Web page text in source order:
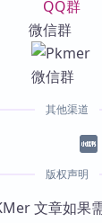
QQ群
微信群
其他渠道
版权声明
文章如果